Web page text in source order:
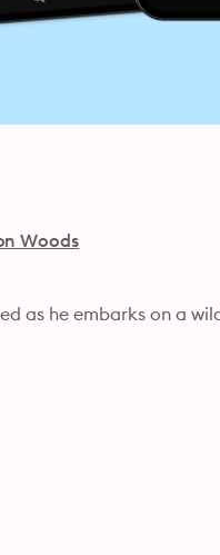
Woods
as he embarks on a